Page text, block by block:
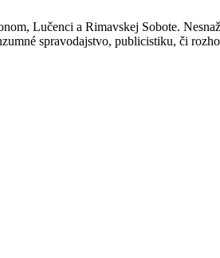
Lučenci a Rimavskej Sobote.
spravodajstvo, publicistiku, či